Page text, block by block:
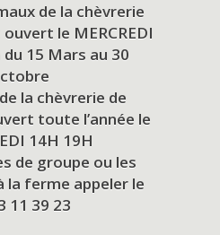
de la chèvrerie
le MERCREDI
du 15 Mars au 30
la chèvrerie de
toute l’année le
14H 19H
de groupe ou les
la ferme appeler le
11 39 23